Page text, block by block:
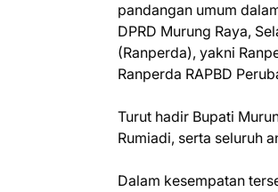
pandangan umum
DPRD Murung Raya,
(Ranperda), yakni
Ranperda RAPBD
Turut hadir Bupati
Rumiadi, serta seluruh
Dalam kesempatan